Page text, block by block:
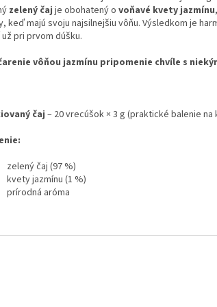
zelený čaj je obohatený o voňavé kvety jazmínu
keď majú svoju najsilnejšiu vôňu. Výsledkom je
pri prvom dúšku.
vôňou jazmínu pripomenie chvíle s
čaj – 20 vrecúšok × 3 g (praktické balenie na
zelený čaj (97 %)
kvety jazmínu (1 %)
prírodná aróma